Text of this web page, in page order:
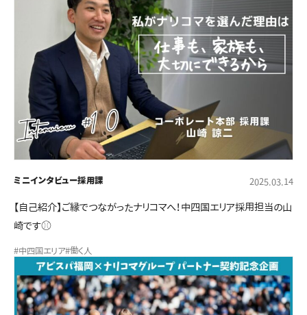
ミニインタビュー採用課 2025.03.14
【自己紹介】ご縁でつながったナリコマへ！中四国エリア採用担当の山
崎です⚾
#中四国エリア#働く人